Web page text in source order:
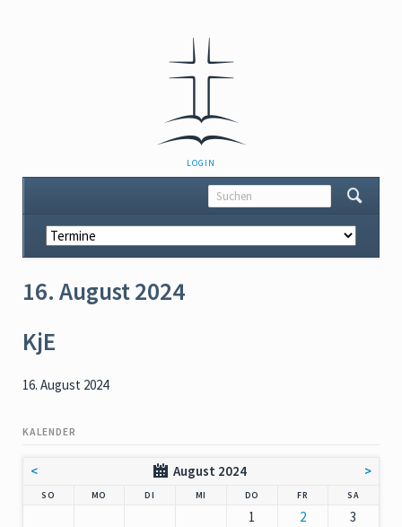
NAVIGATION
ÜBERSPRINGEN
LOGIN
Navigation
überspringen
16. August 2024
KjE
16. August 2024
KALENDER
< August 2024 >
SO MO DI MI DO NNERSTAG
FR SAMSTAG
1 2
3